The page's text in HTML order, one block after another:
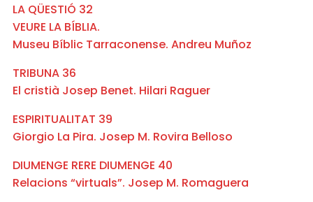
LA QÜESTIÓ 32
VEURE LA BÍBLIA.
Museu Bíblic Tarraconense. Andreu Muñoz
TRIBUNA 36
El cristià Josep Benet. Hilari Raguer
ESPIRITUALITAT 39
Giorgio La Pira. Josep M. Rovira Belloso
DIUMENGE RERE DIUMENGE 40
Relacions “virtuals”. Josep M. Romaguera